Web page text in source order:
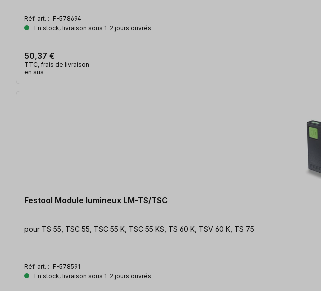
Réf. art. : F-578694
En stock, livraison sous 1-2 jours ouvrés
50,37 €
TTC, frais de livraison
en sus
Festool Module lumineux LM-TS/TSC
pour TS 55, TSC 55, TSC 55 K, TSC 55 KS, TS 60 K, TSV 60 K, TS 75
Réf. art. : F-578591
En stock, livraison sous 1-2 jours ouvrés